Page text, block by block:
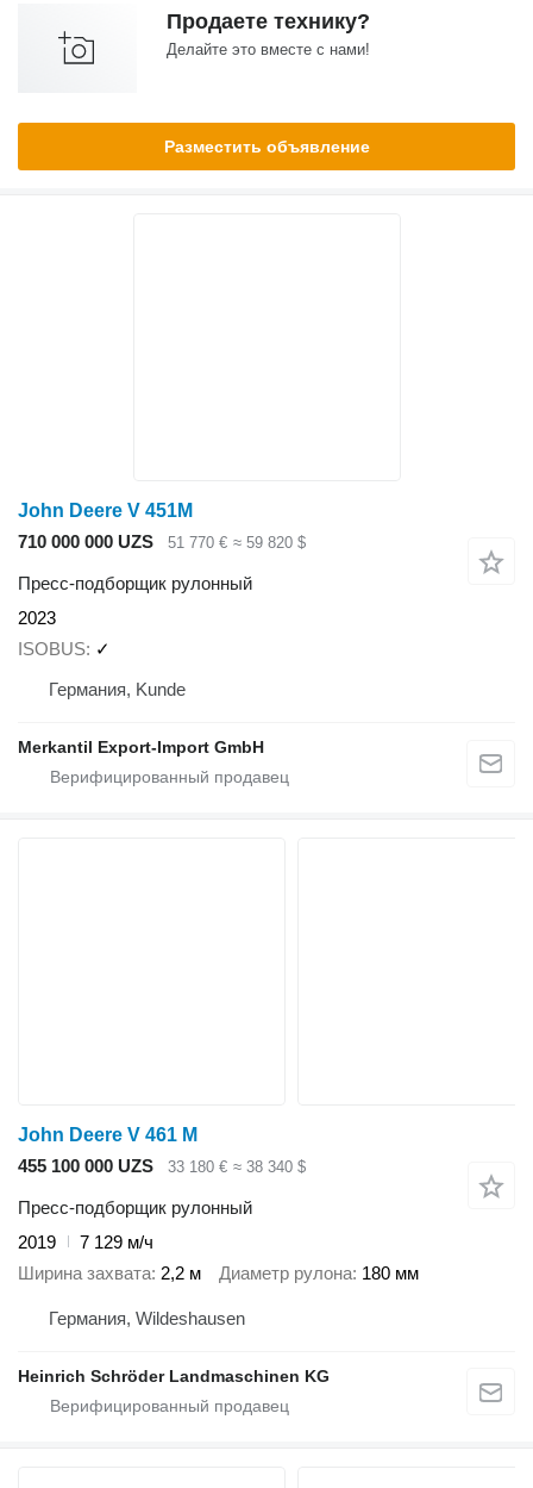
Продаете технику?
Делайте это вместе с нами!
Разместить объявление
John Deere V 451M
710 000 000 UZS
51 770 € ≈ 59 820 $
Пресс-подборщик рулонный
2023
ISOBUS ✓
Германия, Kunde
Merkantil Export-Import GmbH
John Deere V 461 M
455 100 000 UZS
33 180 € ≈ 38 340 $
Пресс-подборщик рулонный
2019
7 129 м/ч
Ширина захвата 2,2 м Диаметр рулона 180 мм
Германия, Wildeshausen
Heinrich Schröder Landmaschinen KG